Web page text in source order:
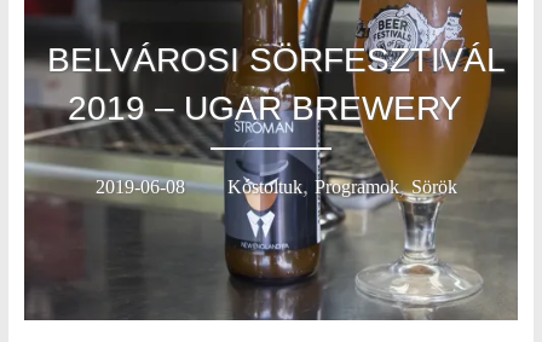
BELVÁROSI SÖRFESZTIVÁL
2019 – UGAR BREWERY
2019-06-08 Kóstoltuk,Programok,Sörök